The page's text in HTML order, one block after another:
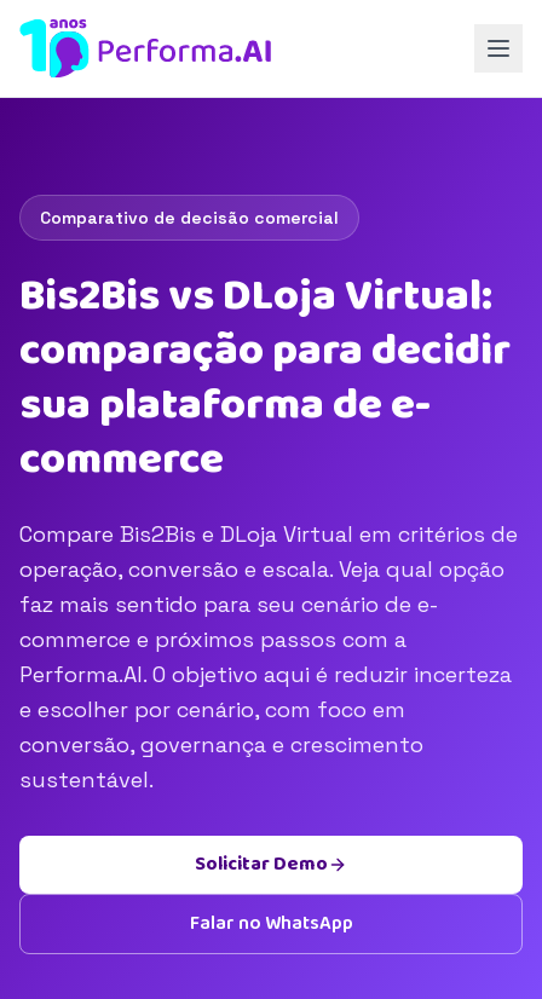
Comparativo de decisão comercial
Bis2Bis vs DLoja Virtual:
comparação para decidir
sua plataforma de e-
commerce
Compare Bis2Bis e DLoja Virtual em critérios de
operação, conversão e escala. Veja qual opção
faz mais sentido para seu cenário de e-
commerce e próximos passos com a
Performa.AI. O objetivo aqui é reduzir incerteza
e escolher por cenário, com foco em
conversão, governança e crescimento
sustentável.
Solicitar Demo
Falar no WhatsApp